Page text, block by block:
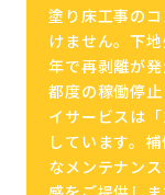
塗り床工事の
けません。下
年で再剥離が
都度の稼働停
イサービスは
しています。
なメンテナン